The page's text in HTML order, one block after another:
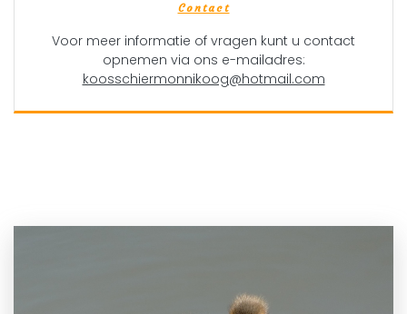
Contact
Voor meer informatie of vragen kunt u contact
opnemen via ons e-mailadres:
koosschiermonnikoog@hotmail.com